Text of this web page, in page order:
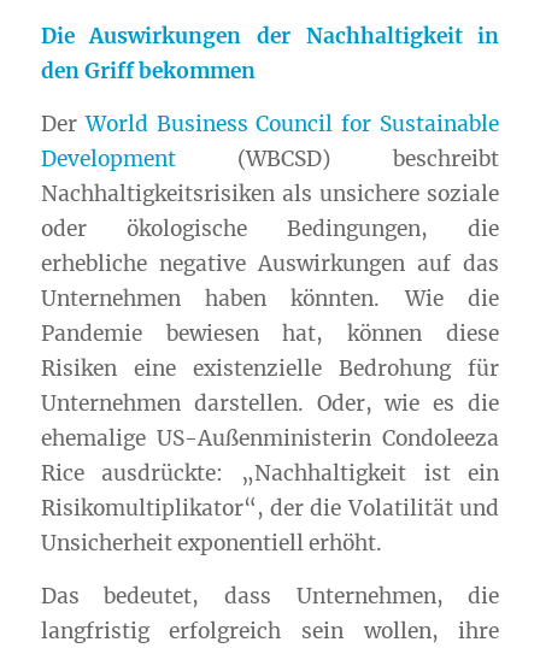
Die Auswirkungen der Nachhaltigkeitin
den Griff bekommen
DerWorld Business Council for Sustainable
Development(WBCSD) beschreibt
Nachhaltigkeitsrisiken als unsichere soziale
oder ökologische Bedingungen, die
erhebliche negative Auswirkungen auf das
Unternehmen haben könnten. Wie die
Pandemie bewiesen hat, können diese
Risiken eine existenzielle Bedrohung für
Unternehmen darstellen. Oder, wie es die
ehemalige US-Außenministerin Condoleeza
Rice ausdrückte: „Nachhaltigkeit ist ein
Risikomultiplikator“, der die Volatilität und
Unsicherheit exponentiell erhöht.
Das bedeutet, dass Unternehmen, die
langfristig erfolgreich sein wollen, ihre